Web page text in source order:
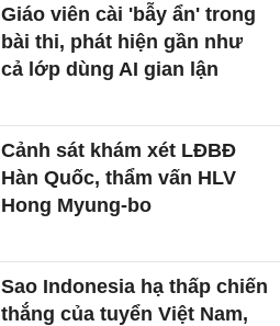
Giáo viên cài 'bẫy ẩn' trong
bài thi, phát hiện gần như
cả lớp dùng AI gian lận
Cảnh sát khám xét LĐBĐ
Hàn Quốc, thẩm vấn HLV
Hong Myung-bo
Sao Indonesia hạ thấp chiến
thắng của tuyển Việt Nam,